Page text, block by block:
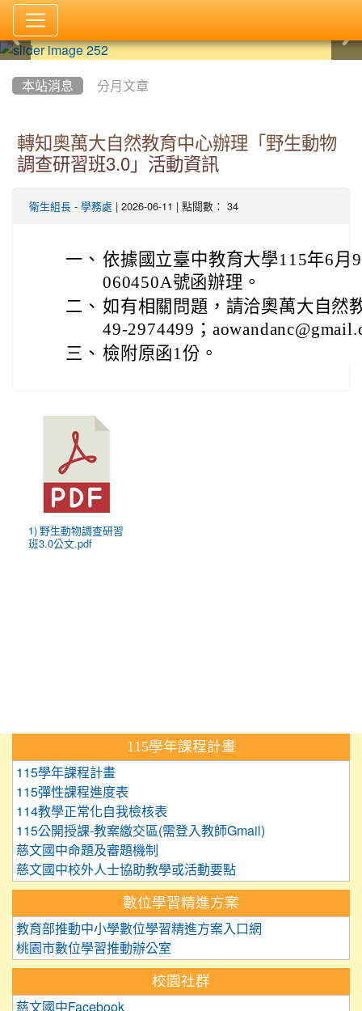
本站消息 分月文章
轉知奧萬大自然教育中心辦理「野生動物
調查研習班3.0」活動資訊
衛生組長 - 學務處 | 2026-06-11 | 點閱數： 34
一、 依據國立臺中教育大學115年6月
060450A號函辦理。
二、 如有相關問題，請洽奧萬大自然
49-2974499；
三、 檢附原函1份。
1) 野生動物調查研習
班3.0公文.pdf
115學年課程計畫
115學年課程計畫
115彈性課程進度表
114教學正常化自我檢核表
115公開授課-教案繳交區(需登入教師Gmail)
慈文國中命題及審題機制
慈文國中校外人士協助教學或活動要點
數位學習精進方案
教育部推動中小學數位學習精進方案入口網
桃園市數位學習推動辦公室
校園社群
慈文國中Facebook